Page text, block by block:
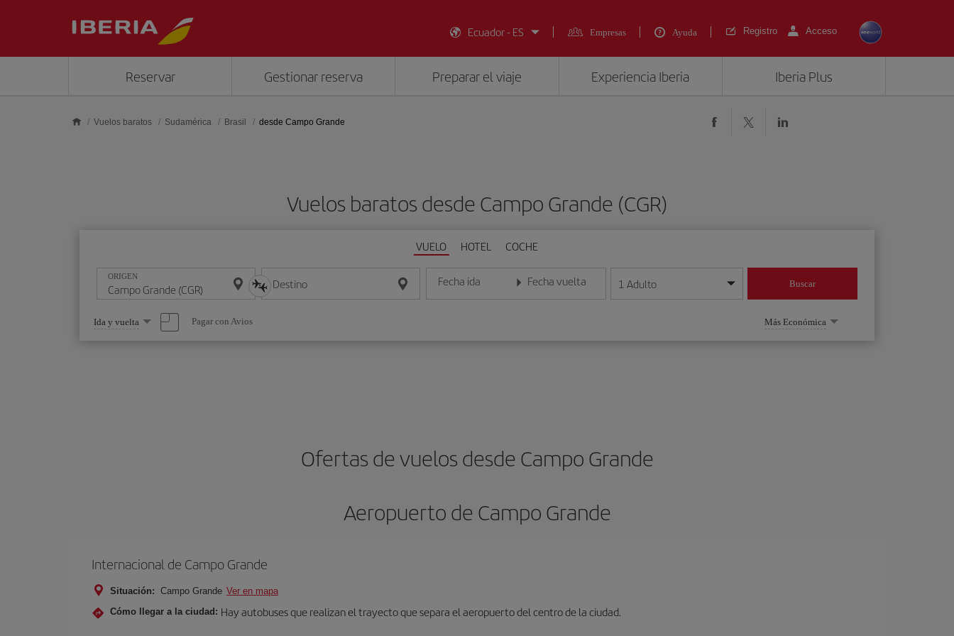
Ecuador - ES
Empresas Ayuda Registro Acceso
Reservar Gestionar reserva Preparar el viaje Experiencia Iberia Iberia Plus
Vuelos baratos Sudamérica Brasil desde Campo Grande
Vuelos baratos desde Campo Grande (CGR)
VUELO HOTEL COCHE
ORIGEN Destino Fecha ida
Introduce la fecha en formato día/mes/año
Fecha vuelta
Introduce la fecha en formato día/mes/año
1 Adulto Buscar
Seleccione
una
opción
Ida y vuelta Pagar con Avios Más Económica
Ofertas de vuelos desde Campo Grande
Aeropuerto de Campo Grande
Internacional de Campo Grande
Situación: Campo Grande Ver en mapa
Cómo llegar a la ciudad: Hay autobuses que realizan el trayecto que separa el aeropuerto del centro de la ciudad.